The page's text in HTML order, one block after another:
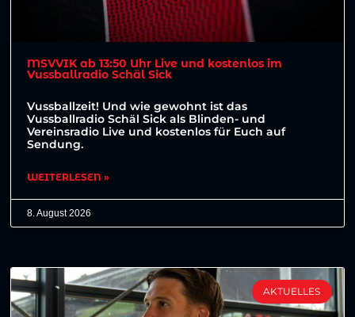
MSVVIK ab 13:50 Uhr Live und kostenlos im
Vussballradio Schäl Sick
Vussballzeit! Und wie gewohnt ist das
Vussballradio Schäl Sick als Blinden- und
Vereinsradio Live und kostenlos für Euch auf
Sendung.
WEITERLESEN »
8. August 2026
AKTUELLES